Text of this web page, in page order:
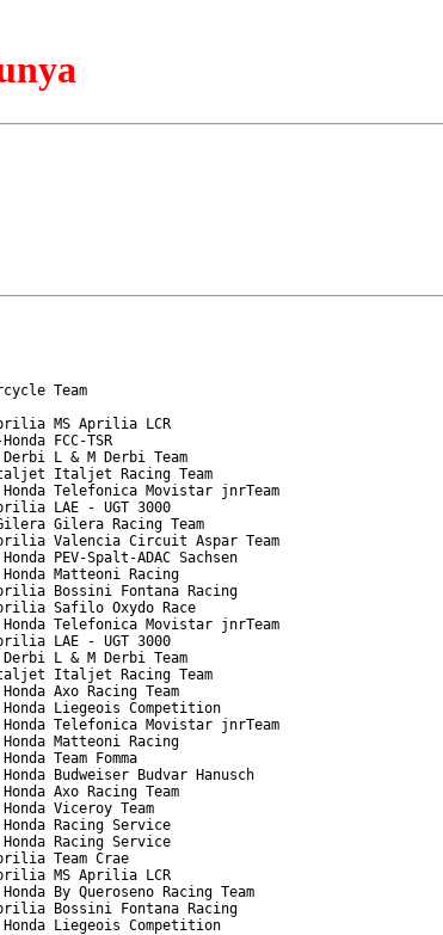
Team
MS Aprilia LCR
FCC-TSR
L & M Derbi Team
Italjet Racing Team
Telefonica Movistar jnrTeam
LAE - UGT 3000
Gilera Racing Team
Valencia Circuit Aspar Team
PEV-Spalt-ADAC Sachsen
Matteoni Racing
Bossini Fontana Racing
Safilo Oxydo Race
Telefonica Movistar jnrTeam
LAE - UGT 3000
L & M Derbi Team
Italjet Racing Team
Axo Racing Team
Liegeois Competition
Telefonica Movistar jnrTeam
Matteoni Racing
Team Fomma
Budweiser Budvar Hanusch
Axo Racing Team
Viceroy Team
Racing Service
Racing Service
Team Crae
MS Aprilia LCR
By Queroseno Racing Team
Bossini Fontana Racing
Liegeois Competition